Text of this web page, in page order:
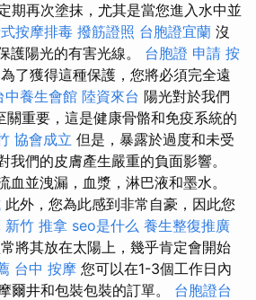
期再次塗抹，尤其是當您進入水中並
按摩排毒 撥筋證照 台胞證宜蘭 沒
護陽光的有害光線。 台胞證 申請 按
為了獲得這種保護，您將必須完全遠
中養生會館 陸資來台 陽光對於我們
關重要，這是健康骨骼和免疫系統的
協會成立 但是，暴露於過度和未受
我們的皮膚產生嚴重的負面影響。
血並洩漏，血漿，淋巴液和墨水。
此外，您為此感到非常自豪，因此您
新竹 推拿 seo是什么 養生整復推廣
將其放在太陽上，幾乎肯定會開始
台中 按摩 您可以在1-3個工作日內
爾井和包裝包裝的訂單。 台胞證台